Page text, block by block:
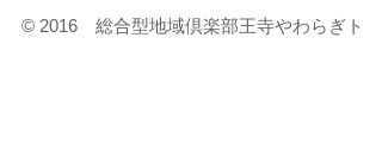
© 2016 総合型地域倶楽部王寺やわらぎト